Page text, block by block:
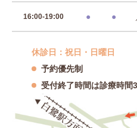
16:00-19:00 ● ●
休診日：祝日・日曜日
予約優先制
受付終了時間は診療時間